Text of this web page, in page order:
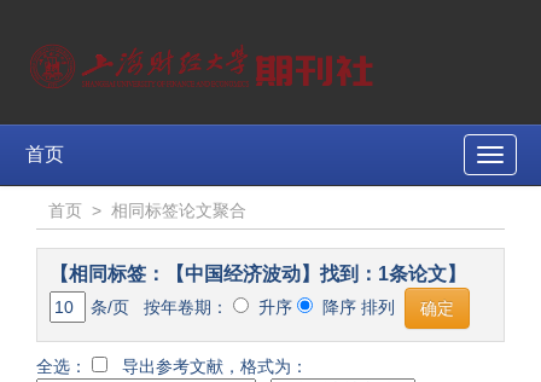
Toggle
首页
首页 > 相同标签论文聚合
【相同标签：【中国经济波动】找到：1条论文】
条/页 按年卷期： 升序 降序 排列
全选： 导出参考文献，格式为：